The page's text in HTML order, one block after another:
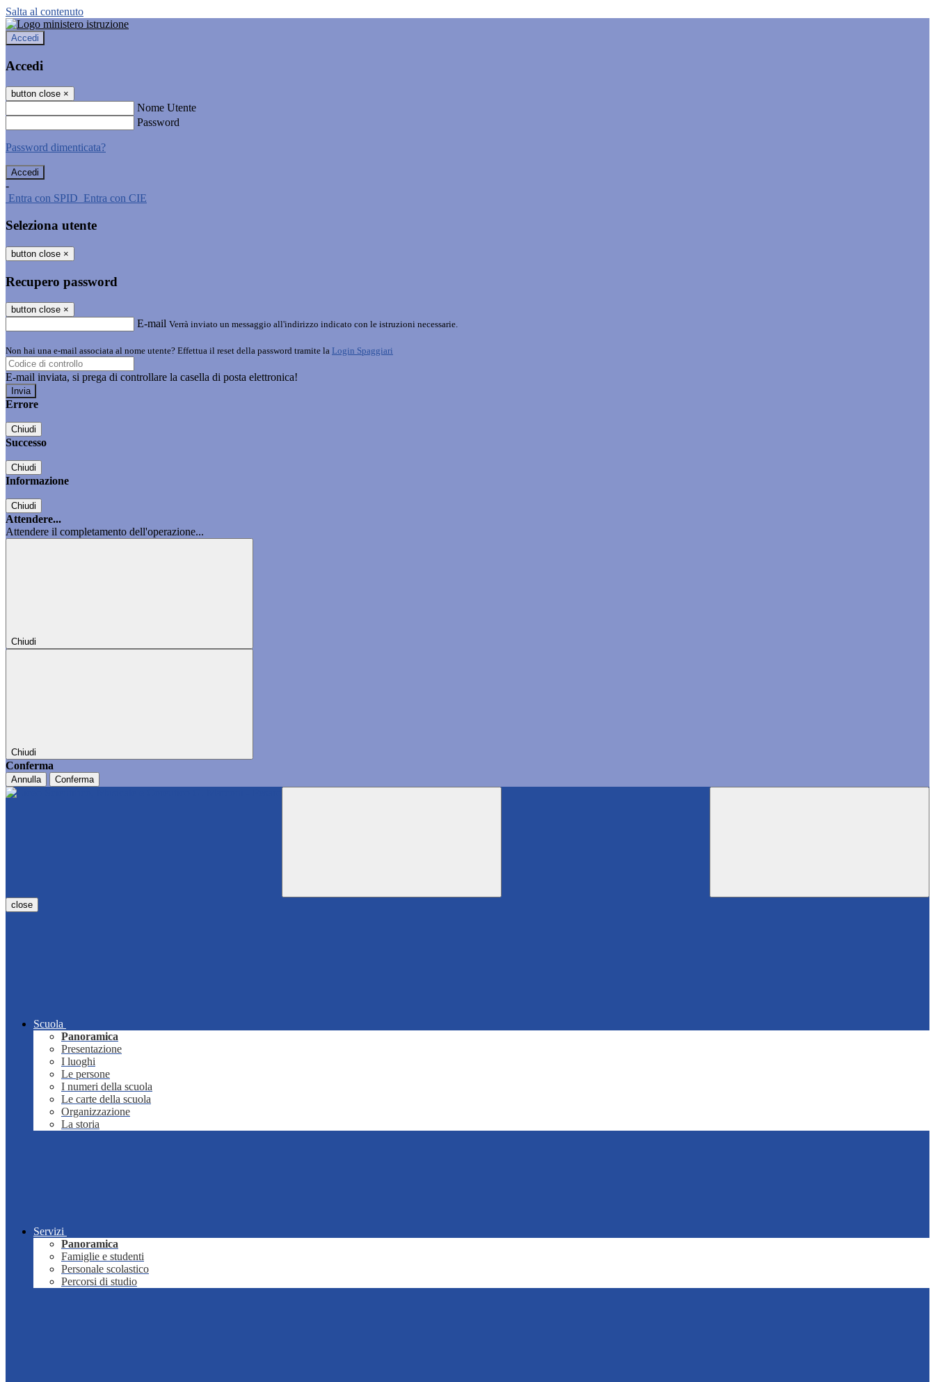
Salta al contenuto
Accedi
Accedi
button close ×
Nome Utente
Password
Password dimenticata?
-
Entra con SPID Entra con CIE
Seleziona utente
button close ×
Recupero password
button close ×
E-mail Verrà inviato un messaggio all'indirizzo indicato con le istruzioni necessarie.
Non hai una e-mail associata al nome utente? Effettua il reset della password tramite la Login Spaggiari
E-mail inviata, si prega di controllare la casella di posta elettronica!
Errore
Chiudi
Successo
Chiudi
Informazione
Chiudi
Attendere...
Attendere il completamento dell'operazione...
Chiudi
Chiudi
Conferma
Annulla Conferma
close
Scuola
Panoramica
Presentazione
I luoghi
Le persone
I numeri della scuola
Le carte della scuola
Organizzazione
La storia
Servizi
Panoramica
Famiglie e studenti
Personale scolastico
Percorsi di studio